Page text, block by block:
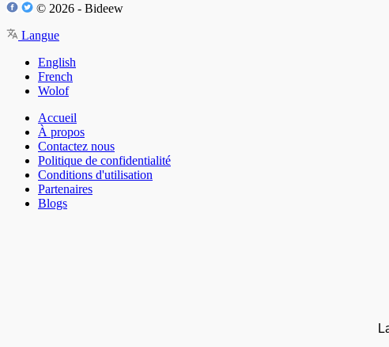
© 2026 - Bideew
Langue
English
French
Wolof
Accueil
À propos
Contactez nous
Politique de confidentialité
Conditions d'utilisation
Partenaires
Blogs